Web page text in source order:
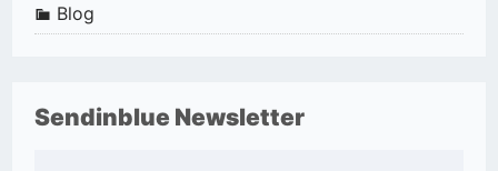
Blog
Sendinblue Newsletter